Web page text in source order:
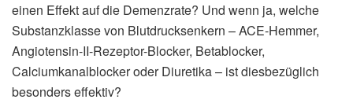
einen Effekt auf die Demenzrate? Und wenn ja, welche
Substanzklasse von Blutdrucksenkern – ACE-Hemmer,
Angiotensin-II-Rezeptor-Blocker, Betablocker,
Calciumkanalblocker oder Diuretika – ist diesbezüglich
besonders effektiv?